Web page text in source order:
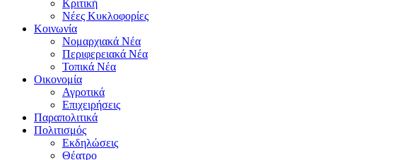
Κριτική
Νέες Κυκλοφορίες
Κοινωνία
Νομαρχιακά Νέα
Περιφερειακά Νέα
Τοπικά Νέα
Οικονομία
Αγροτικά
Επιχειρήσεις
Παραπολιτικά
Πολιτισμός
Εκδηλώσεις
Θέατρο